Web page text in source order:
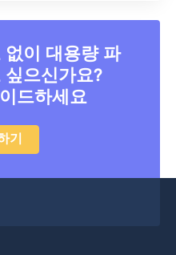
이 대용량 파
으신가요?
드하세요
기